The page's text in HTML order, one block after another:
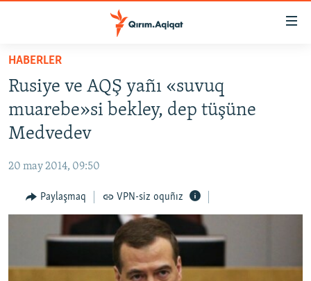
Esas
qaytmaq
Baş
navigatsiyağa
qaytmaq
Qıdıruvğa
qaytmaq
SİYASET
İQTİSADİYAT
MEDENİYET
İNSAN AQLARI
BLOGLAR
HABERLER
Rusiye ve AQŞ yañı «suvuq
muarebe»si bekley, dep tüşüne
Medvedev
20 may 2014, 09:50
Paylaşmaq VPN-siz oquñız